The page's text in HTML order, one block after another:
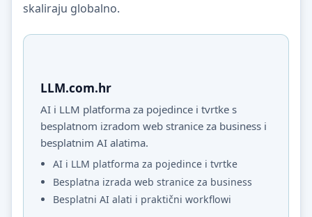
skaliraju globalno.
LLM.com.hr
AI i LLM platforma za pojedince i tvrtke s
besplatnom izradom web stranice za business i
besplatnim AI alatima.
AI i LLM platforma za pojedince i tvrtke
Besplatna izrada web stranice za business
Besplatni AI alati i praktični workflowi